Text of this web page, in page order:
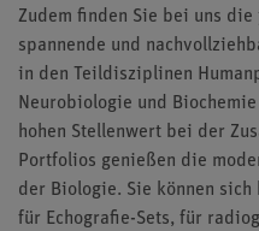
Zudem finden Sie bei uns die
spannende und
in den Teildisziplinen
Neurobiologie und
hohen Stellenwert bei der
Portfolios genießen die
der Biologie. Sie können
für Echografie-Sets, für